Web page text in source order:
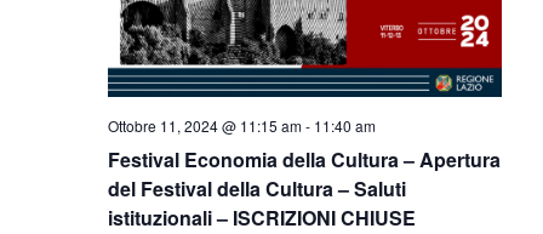
Festival Economia della Cultura – Apertura
del Festival della Cultura – Saluti
istituzionali – ISCRIZIONI CHIUSE
Ottobre 11, 2024 @ 11:15 am- 11:40 am